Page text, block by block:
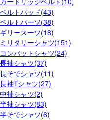
ベルトパッド(43)
ベルトパーツ(38)
ギリースーツ(18)
ミリタリーシャツ(151)
コンバットシャツ(24)
長袖シャツ(37)
長そでシャツ(11)
長袖Tシャツ(27)
中袖シャツ(2)
半袖シャツ(83)
半そでシャツ(6)